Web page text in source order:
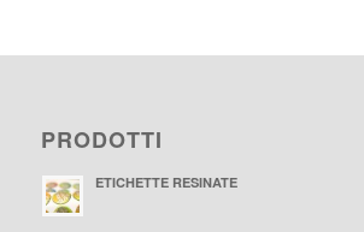
PRODOTTI
ETICHETTE RESINATE